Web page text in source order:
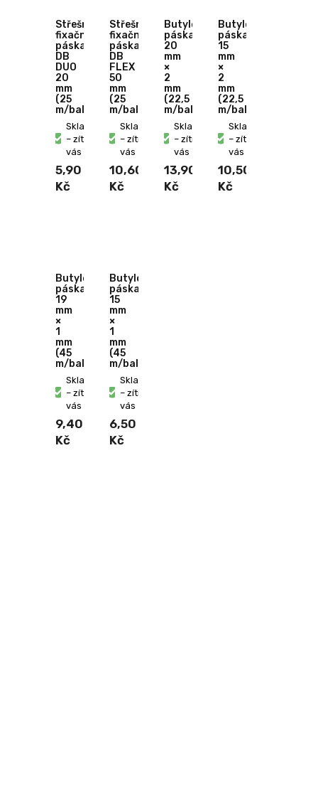
Střešní
fixační
páska
DB
DUO
20
mm
(25
m/bal.)
Skladem
– zítra u
vás
5,90
Kč
Střešní
fixační
páska
DB
FLEX
50
mm
(25
m/bal.)
Skladem
– zítra u
vás
10,60
Kč
Butylová
páska
20
mm
×
2
mm
(22,5
m/bal.)
Skladem
– zítra u
vás
13,90
Kč
Butylová
páska
15
mm
×
2
mm
(22,5
m/bal.)
Skladem
– zítra u
vás
10,50
Kč
Butylová
páska
19
mm
×
1
mm
(45
m/bal.)
Skladem
– zítra u
vás
9,40
Kč
Butylová
páska
15
mm
×
1
mm
(45
m/bal.)
Skladem
– zítra u
vás
6,50
Kč